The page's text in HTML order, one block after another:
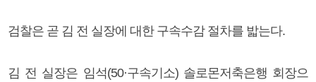
검찰은 곧 김 전 실장에 대한 구속수감 절차를 밟는다.
김 전 실장은 임석(50·구속기소) 솔로몬저축은행 회장으